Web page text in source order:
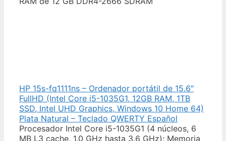
HP 15s-fq1111ns – Ordenador portátil de 15.6″
FullHD (Intel Core i5-1035G1, 12GB RAM, 1TB
SSD, Intel UHD Graphics, Windows 10 Home 64)
Plata Natural – Teclado QWERTY Español
Procesador Intel Core i5-1035G1 (4 núcleos, 6
MB L3 cache, 1.0 GHz hasta 3.6 GHz); Memoria